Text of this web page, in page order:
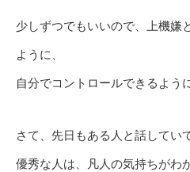
少しずつでもいいので、上機嫌
ように、
自分でコントロールできるよう
さて、先日もある人と話してい
優秀な人は、凡人の気持ちがわ